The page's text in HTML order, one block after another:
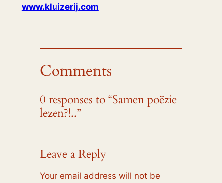
www.kluizerij.com
Comments
0 responses to “Samen poëzie
lezen?!..”
Leave a Reply
Your email address will not be